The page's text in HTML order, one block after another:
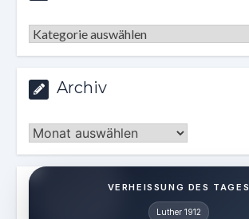
Kategorien
Archiv
Archiv
VERHEISSUNG DES TAGES
Luther 1912